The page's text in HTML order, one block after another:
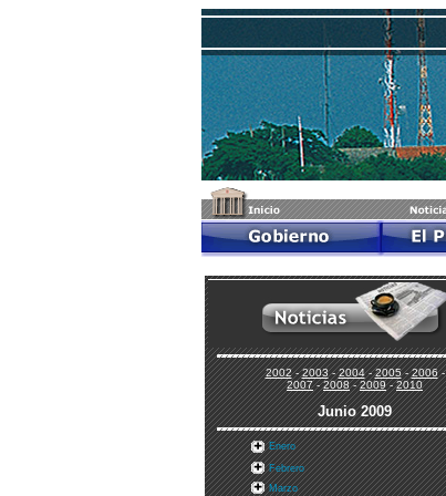
2002-2003-2004-2005-2006-
2007-2008-2009-2010
Junio 2009
Enero
Febrero
Marzo